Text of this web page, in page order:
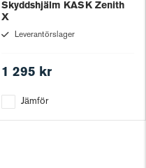
Skyddshjälm KASK Zenith
X
Leverantörslager
1 295 kr
Jämför